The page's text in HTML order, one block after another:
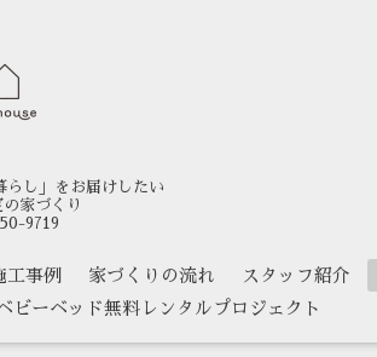
らし」をお届けしたい
家づくり
9719
工事例 家づくりの流れ スタッフ紹介
ーベッド無料レンタルプロジェクト